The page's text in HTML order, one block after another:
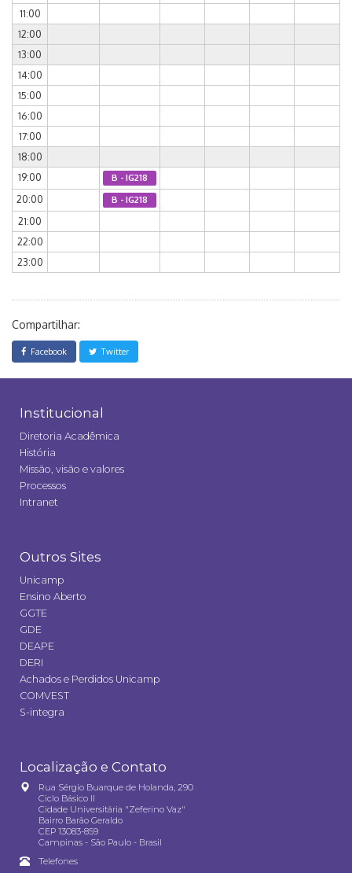
11:00
12:00
13:00
14:00
15:00
16:00
17:00
18:00
19:00
B - IG218
20:00 B - IG218
21:00
22:00
23:00
Compartilhar:
Facebook Twitter
Institucional
Diretoria Acadêmica
História
Missão, visão e valores
Processos
Intranet
Outros Sites
Unicamp
Ensino Aberto
GGTE
GDE
DEAPE
DERI
Achados e Perdidos Unicamp
COMVEST
S-integra
Localização e Contato
Rua Sérgio Buarque de Holanda, 290
Ciclo Básico II
Cidade Universitária "Zeferino Vaz"
Bairro Barão Geraldo
CEP 13083-859
Campinas - São Paulo - Brasil
Telefones